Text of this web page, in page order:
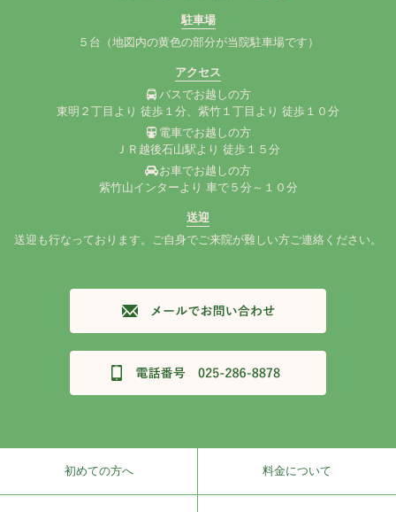
駐車場
５台（地図内の黄色の部分が当院駐車場です）
アクセス
バスでお越しの方
東明２丁目より 徒歩１分、紫竹１丁目より 徒歩１０分
電車でお越しの方
ＪＲ越後石山駅より 徒歩１５分
お車でお越しの方
紫竹山インターより 車で５分～１０分
送迎
送迎も行なっております。ご自身でご来院が難しい方ご連絡ください。
初めての方へ 料金について